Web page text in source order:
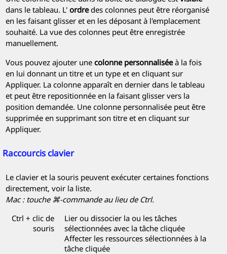
dans le tableau. L' ordredes colonnes peut être réorganisé
en les faisant glisser et en les déposant à l'emplacement
souhaité. La vue des colonnes peut être enregistrée
manuellement.
Vous pouvez ajouter une colonne personnaliséeà la fois
en lui donnant un titre et un type et en cliquant sur
Appliquer. La colonne apparaît en dernier dans le tableau
et peut être repositionnée en la faisant glisser vers la
position demandée. Une colonne personnalisée peut être
supprimée en supprimant son titre et en cliquant sur
Appliquer.
Raccourcis clavier
Le clavier et la souris peuvent exécuter certaines fonctions
directement, voir la liste.
Mac : touche ⌘-commande au lieu de Ctrl.
Ctrl + clic de
souris
Lier ou dissocier la ou les tâches
sélectionnées avec la tâche cliquée
Affecter les ressources sélectionnées à la
tâche cliquée